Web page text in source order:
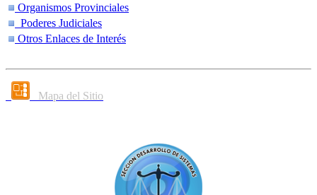
Organismos Provinciales
Poderes Judiciales
Otros Enlaces de Interés
Mapa del Sitio